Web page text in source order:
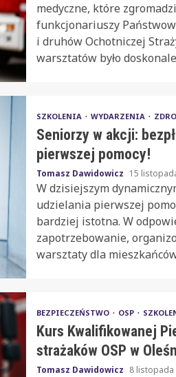
medyczne, które
funkcjonariuszy
i druhów Ochotniczej
warsztatów było
SZKOLENIA WYDARZENIA
Seniorzy w akcji:
pierwszej pomocy!
Tomasz Dawidowicz 15
W dzisiejszym
udzielania pierwszej
bardziej istotna. W
zapotrzebowanie,
warsztaty dla
BEZPIECZEŃSTWO OSP
Kurs Kwalifikowanej
strażaków OSP w
Tomasz Dawidowicz 8 listopada